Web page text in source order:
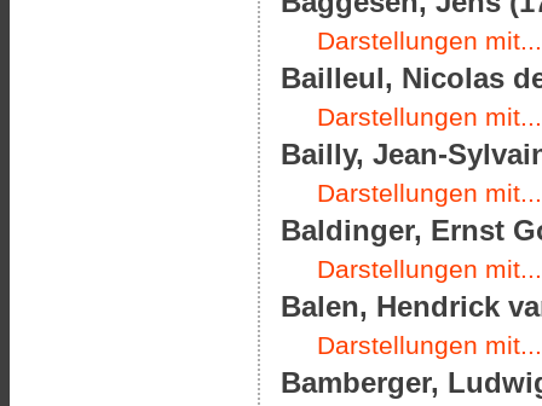
Darstellungen mit...
Bailleul, Nicolas
Darstellungen mit...
Bailly, Jean-
Darstellungen mit...
Baldinger, Ernst
Darstellungen mit...
Balen, Hendrick
Darstellungen mit...
Bamberger,